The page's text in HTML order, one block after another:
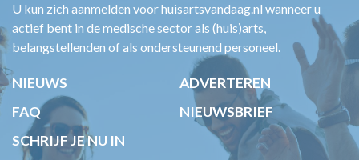
U kun zich aanmelden voor huisartsvandaag.nl wanneer u
actief bent in de medische sector als (huis)arts,
belangstellenden of als ondersteunend personeel.
NIEUWS
ADVERTEREN
FAQ
NIEUWSBRIEF
SCHRIJF JE NU IN